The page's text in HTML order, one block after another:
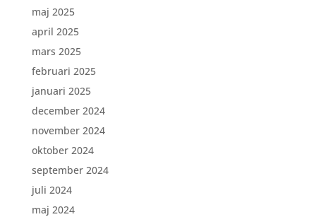
maj 2025
april 2025
mars 2025
februari 2025
januari 2025
december 2024
november 2024
oktober 2024
september 2024
juli 2024
maj 2024